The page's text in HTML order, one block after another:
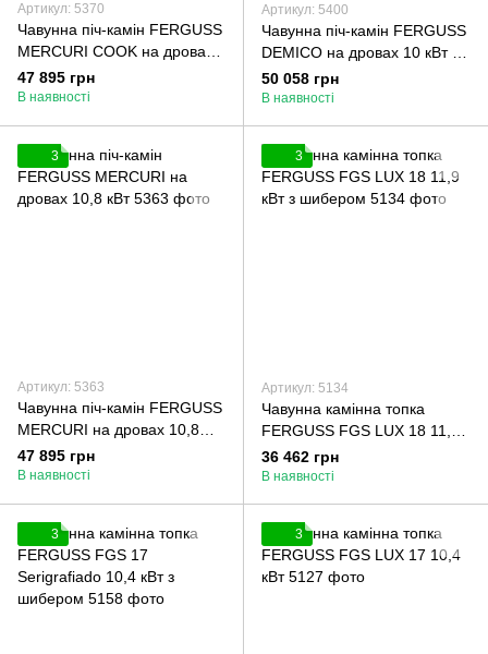
Артикул: 5370
Чавунна піч-камін FERGUSS
MERCURI COOK на дровах
10,8 кВт з варильною
поверхнею
47 895 грн
В наявності
Артикул: 5400
Чавунна піч-камін FERGUSS
DEMICO на дровах 10 кВт з
варильною поверхнею
50 058 грн
В наявності
3
Артикул: 5363
Чавунна піч-камін FERGUSS
MERCURI на дровах 10,8
кВт
47 895 грн
В наявності
3
Артикул: 5134
Чавунна камінна топка
FERGUSS FGS LUX 18 11,9
кВт з шибером
36 462 грн
В наявності
3 3